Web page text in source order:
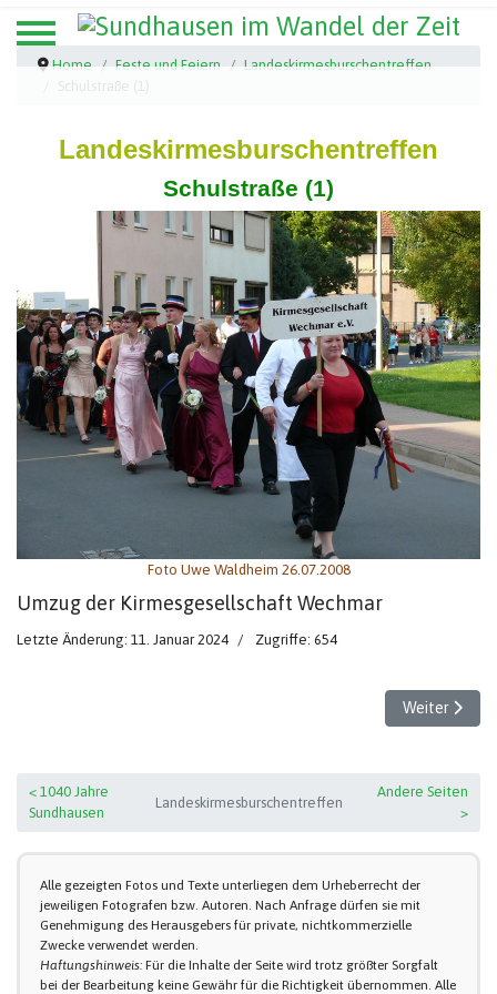
Home Feste und Feiern
Landeskirmesburschentreffen
Landeskirmesburschentreffen
Schulstraße (1)
Foto Uwe Waldheim 26.07.2008
Umzug der Kirmesgesellschaft Wechmar
Letzte Änderung: 11. Januar 2024 Zugriffe: 654
Nächster
Weiter
< 1040 Jahre
Sundhausen
Landeskirmesburschentreffen
Andere Seiten
>
Alle gezeigten Fotos und Texte unterliegen dem Urheberrecht der
jeweiligen Fotografen bzw. Autoren. Nach Anfrage dürfen sie mit
Genehmigung des Herausgebers für private, nichtkommerzielle
Zwecke verwendet werden.
Haftungshinweis: Für die Inhalte der Seite wird trotz größter Sorgfalt
bei der Bearbeitung keine Gewähr für die Richtigkeit übernommen. Alle